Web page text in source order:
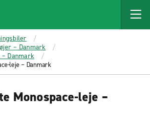
– Danmark
Danmark
leje – Danmark
Monospace-leje –